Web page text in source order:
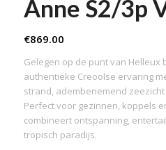
Anne S2/3p
€869.00
Gelegen op de punt van Helleux
authentieke Creoolse ervaring
strand, adembenemend
Perfect voor gezinnen, koppels
combineert ontspanning,
tropisch paradijs.